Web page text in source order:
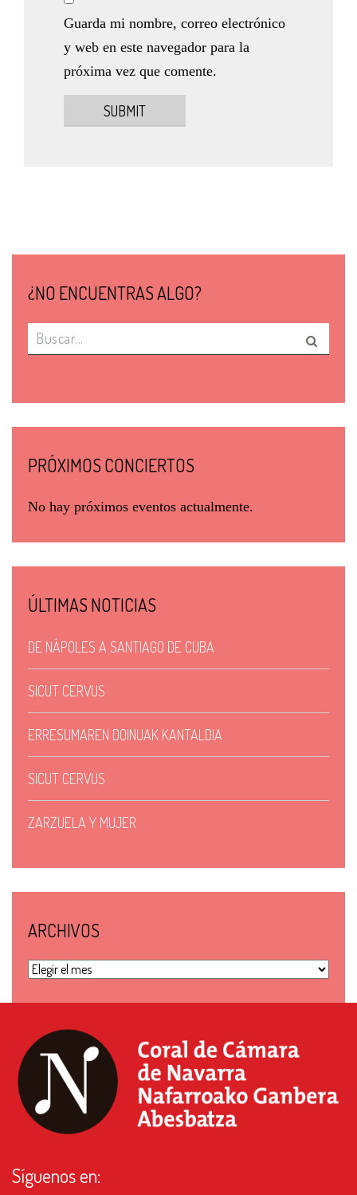
Guarda mi nombre, correo electrónico
y web en este navegador para la
próxima vez que comente.
¿NO ENCUENTRAS ALGO?
PRÓXIMOS CONCIERTOS
No hay próximos eventos actualmente.
ÚLTIMAS NOTICIAS
DE NÁPOLES A SANTIAGO DE CUBA
SICUT CERVUS
ERRESUMAREN DOINUAK KANTALDIA
SICUT CERVUS
ZARZUELA Y MUJER
ARCHIVOS
Archivos
Síguenos en: